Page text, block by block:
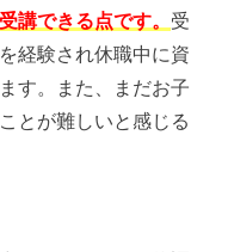
講できる点です。 受
経験され休職中に資
す。また、まだお子
とが難しいと感じる